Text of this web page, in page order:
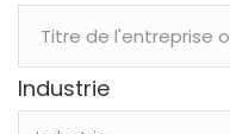
Industrie